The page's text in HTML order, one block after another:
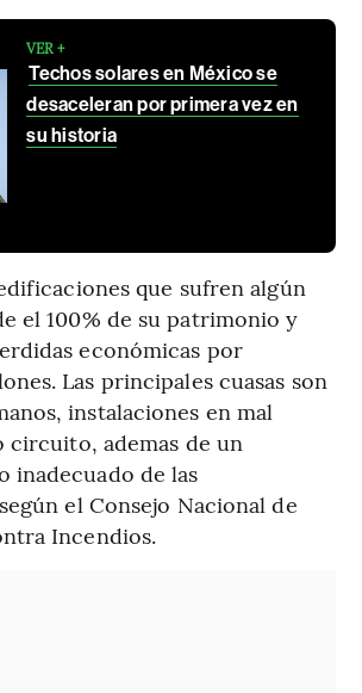
VER +
Techos solares en México se
desaceleran por primera vez en
su historia
que sufren algún
el 100% de su patrimonio y
económicas por
Las principales cuasas son
instalaciones en mal
ademas de un
inadecuado de las
el Consejo Nacional de
Incendios.